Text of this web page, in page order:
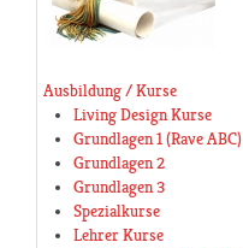
Ausbildung / Kurse
Living Design Kurse
Grundlagen 1 (Rave ABC)
Grundlagen 2
Grundlagen 3
Spezialkurse
Lehrer Kurse